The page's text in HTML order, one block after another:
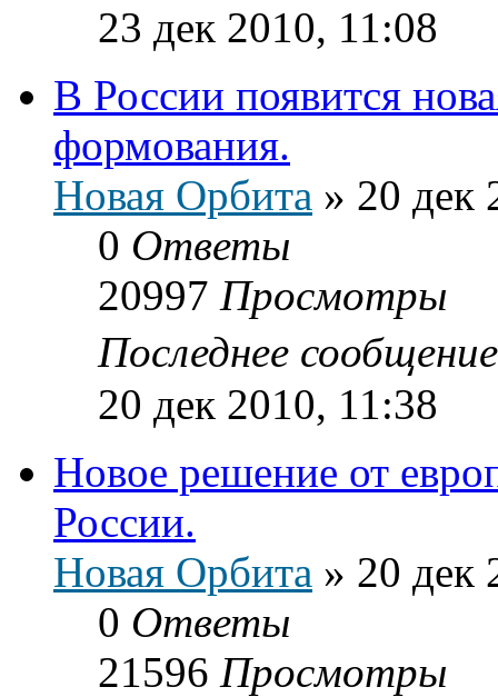
23 дек 2010, 11:08
В России появится
формования.
Новая Орбита » 20 дек
0 Ответы
20997 Просмотры
Последнее
20 дек 2010, 11:38
Новое решение от
России.
Новая Орбита » 20 дек
0 Ответы
21596 Просмотры